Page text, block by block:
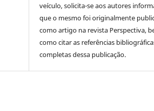
veículo, solicita-se aos autores
que o mesmo foi originalmente
como artigo na revista Perspectiva,
como citar as referências
completas dessa publicação.